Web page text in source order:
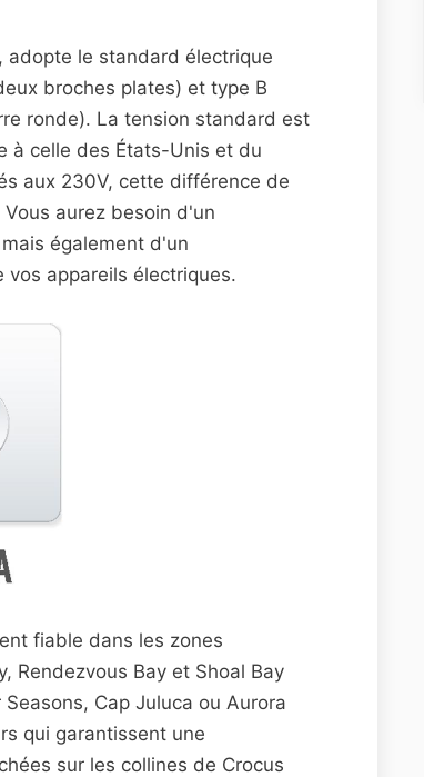
adopte le standard électrique
broches plates) et type B
ronde). La tension standard est
à celle des États-Unis et du
aux 230V, cette différence de
aurez besoin d'un
également d'un
vos appareils électriques.
fiable dans les zones
Rendezvous Bay et Shoal Bay
Cap Juluca ou Aurora
qui garantissent une
sur les collines de Crocus